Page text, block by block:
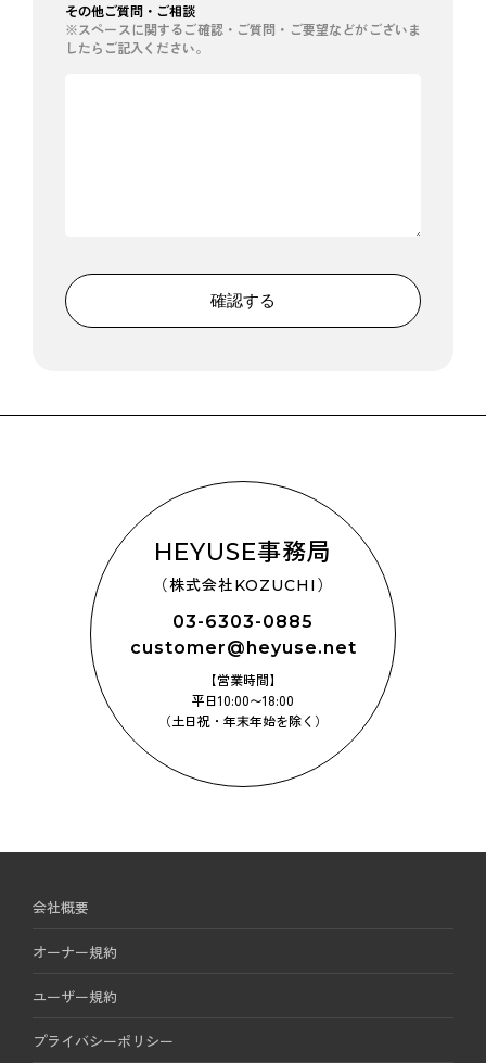
その他ご質問・ご相談
※スペースに関するご確認・ご質問・ご要望などがございま
したらご記入ください。
HEYUSE事務局
（株式会社KOZUCHI）
03-6303-0885
customer@heyuse.net
【営業時間】
平日10:00〜18:00
（土日祝・年末年始を除く）
会社概要
オーナー規約
ユーザー規約
プライバシーポリシー